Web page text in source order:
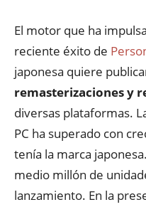
El motor que ha
reciente éxito de
japonesa quiere
remasterizaciones y
diversas plataformas.
PC ha superado con
tenía la marca
medio millón de
lanzamiento. En la